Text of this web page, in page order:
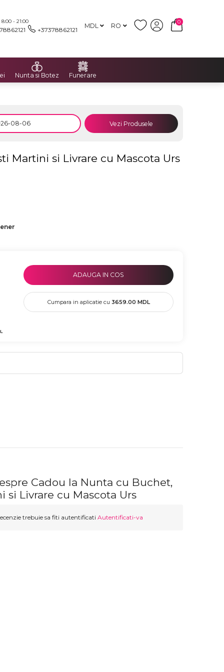
- 21:00
+37378862121 MDL RO
0
Nunta si Botez Funerare
Vezi Produsele
Martini si Livrare cu Mascota Urs
ADAUGA IN COS
Cumpara in aplicatie cu 3659.00 MDL
Cadou la Nunta cu Buchet,
si Livrare cu Mascota Urs
trebuie sa fiti autentificati Autentificati-va